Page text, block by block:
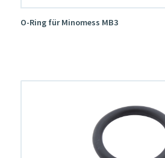
O-Ring für Minomess MB3